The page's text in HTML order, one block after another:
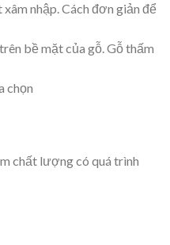
nhập. Cách đơn giản để
bề mặt của gỗ. Gỗ thấm
chọn
chất lượng có quá trình